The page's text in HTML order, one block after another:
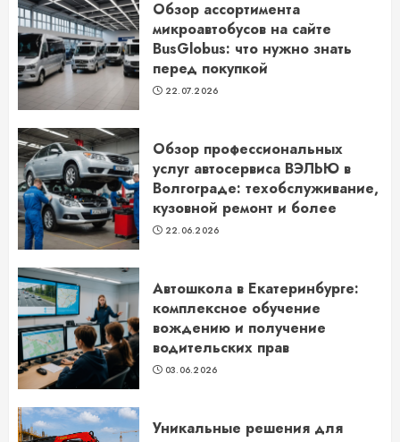
Обзор ассортимента
микроавтобусов на сайте
BusGlobus: что нужно знать
перед покупкой
22.07.2026
Обзор профессиональных
услуг автосервиса ВЭЛЬЮ в
Волгограде: техобслуживание,
кузовной ремонт и более
22.06.2026
Автошкола в Екатеринбурге:
комплексное обучение
вождению и получение
водительских прав
03.06.2026
Уникальные решения для